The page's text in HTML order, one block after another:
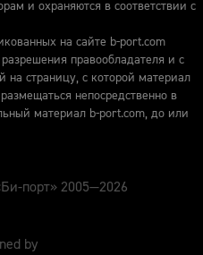
и охраняются в соответствии с
на сайте b-port.com
правообладателя и с
на страницу, с которой материал
непосредственно в
материал b-port.com, до или
порт» 2005—2026
by